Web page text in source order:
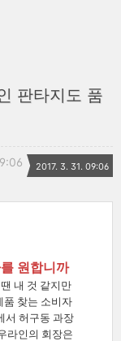
판타지도 품
2017. 3. 31. 09:06
원합니까
내 것 같지만
품 찾는 소비자
서 허구동 과장
라인의 회장은